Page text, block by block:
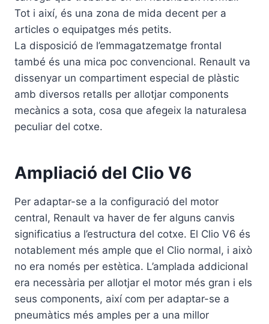
Tot i així, és una zona de mida decent per a
articles o equipatges més petits.
La disposició de l’emmagatzematge frontal
també és una mica poc convencional. Renault va
dissenyar un compartiment especial de plàstic
amb diversos retalls per allotjar components
mecànics a sota, cosa que afegeix la naturalesa
peculiar del cotxe.
Ampliació del Clio V6
Per adaptar-se a la configuració del motor
central, Renault va haver de fer alguns canvis
significatius a l’estructura del cotxe. El Clio V6 és
notablement més ample que el Clio normal, i això
no era només per estètica. L’amplada addicional
era necessària per allotjar el motor més gran i els
seus components, així com per adaptar-se a
pneumàtics més amples per a una millor